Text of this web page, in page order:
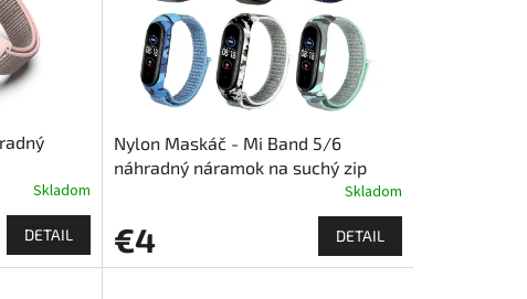
Skladom
DETAIL
Nylon Maskáč - Mi Band 5/6
náhradný náramok na suchý zip
Skladom
€4 DETAIL